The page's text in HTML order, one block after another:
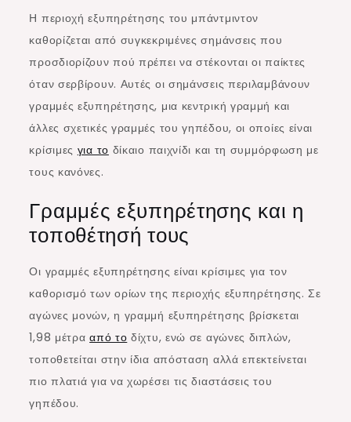
Η περιοχή εξυπηρέτησης του μπάντμιντον
καθορίζεται από συγκεκριμένες σημάνσεις που
προσδιορίζουν πού πρέπει να στέκονται οι παίκτες
όταν σερβίρουν. Αυτές οι σημάνσεις περιλαμβάνουν
γραμμές εξυπηρέτησης, μια κεντρική γραμμή και
άλλες σχετικές γραμμές του γηπέδου, οι οποίες είναι
κρίσιμες για το δίκαιο παιχνίδι και τη συμμόρφωση με
τους κανόνες.
Γραμμές εξυπηρέτησης και η
τοποθέτησή τους
Οι γραμμές εξυπηρέτησης είναι κρίσιμες για τον
καθορισμό των ορίων της περιοχής εξυπηρέτησης. Σε
αγώνες μονών, η γραμμή εξυπηρέτησης βρίσκεται
1,98 μέτρααπό το δίχτυ, ενώ σε αγώνες διπλών,
τοποθετείται στην ίδια απόσταση αλλά επεκτείνεται
πιο πλατιά για να χωρέσει τις διαστάσεις του
γηπέδου.